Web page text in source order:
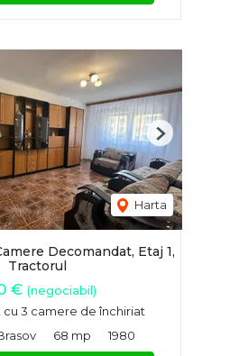
Harta
Next
Decomandat, Etaj 1,
Tractorul
€ (negociabil)
3 camere de închiriat
68 mp 1980